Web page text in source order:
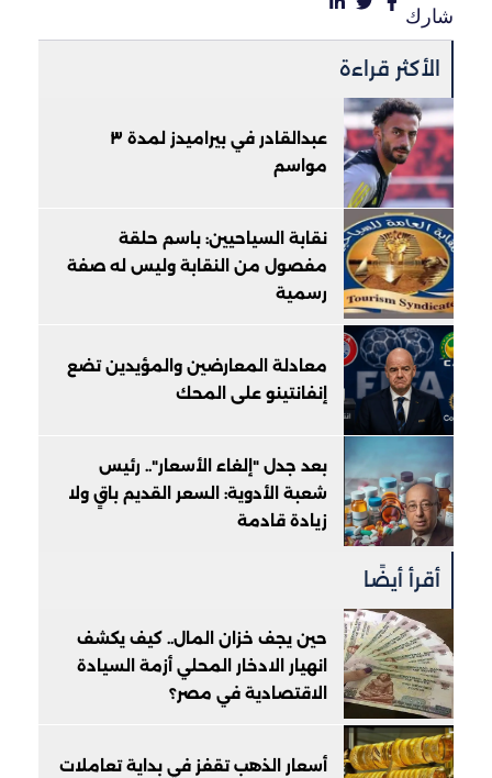
شارك
الأكثر قراءة
عبدالقادر في بيراميدز لمدة ٣
مواسم
نقابة السياحيين: باسم حلقة
مفصول من النقابة وليس له صفة
رسمية
معادلة المعارضين والمؤيدين تضع
إنفانتينو على المحك
بعد جدل "إلغاء الأسعار".. رئيس
شعبة الأدوية: السعر القديم باقٍ ولا
زيادة قادمة
أقرأ أيضًا
حين يجف خزان المال.. كيف يكشف
انهيار الادخار المحلي أزمة السيادة
الاقتصادية في مصر؟
أسعار الذهب تقفز في بداية تعاملات